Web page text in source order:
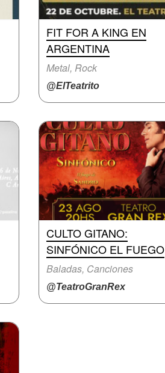
FIT FOR A KING EN
ARGENTINA
Metal, Rock
@ElTeatrito
CULTO GITANO:
SINFÓNICO EL FUEGO
Baladas, Canciones
@TeatroGranRex